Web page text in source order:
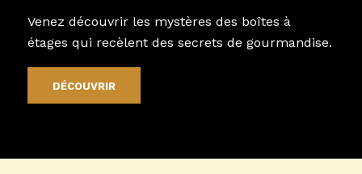
Venez découvrir les mystères des boîtes à
étages qui recèlent des secrets de gourmandise.
DÉCOUVRIR